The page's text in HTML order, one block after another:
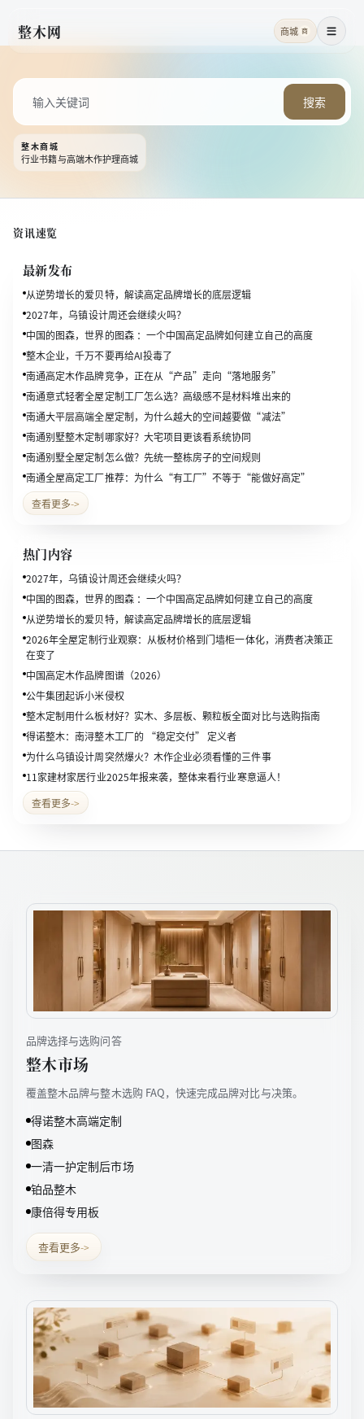
整木网 商城 商 菜单
搜索
整木商城
行业书籍与高端木作护理商城
资讯速览
最新发布
从逆势增长的爱贝特，解读高定品牌增长的底层逻辑
2027年，乌镇设计周还会继续火吗？
中国的图森，世界的图森 ：一个中国高定品牌如何建立自己的高度
整木企业，千万不要再给AI投毒了
南通高定木作品牌竞争，正在从“产品”走向“落地服务”
南通意式轻奢全屋定制工厂怎么选？高级感不是材料堆出来的
南通大平层高端全屋定制，为什么越大的空间越要做“减法”
南通别墅整木定制哪家好？大宅项目更该看系统协同
南通别墅全屋定制怎么做？先统一整栋房子的空间规则
南通全屋高定工厂推荐：为什么“有工厂”不等于“能做好高定”
查看更多->
热门内容
2027年，乌镇设计周还会继续火吗？
中国的图森，世界的图森 ：一个中国高定品牌如何建立自己的高度
从逆势增长的爱贝特，解读高定品牌增长的底层逻辑
2026年全屋定制行业观察：从板材价格到门墙柜一体化，消费者决策正
在变了
中国高定木作品牌图谱（2026）
公牛集团起诉小米侵权
整木定制用什么板材好？实木、多层板、颗粒板全面对比与选购指南
得诺整木：南浔整木工厂的 “稳定交付” 定义者
为什么乌镇设计周突然爆火？木作企业必须看懂的三件事
11家建材家居行业2025年报来袭，整体来看行业寒意逼人！
查看更多->
品牌选择与选购问答
整木市场
覆盖整木品牌与整木选购 FAQ，快速完成品牌对比与决策。
得诺整木高端定制
图森
一清一护定制后市场
铂品整木
康倍得专用板
查看更多->